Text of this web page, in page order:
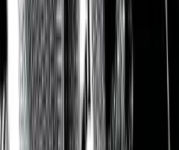
hat in seinem
für das aktuell
Es wird ein Umsatz von
einem erneuten Rekord
die Erwartungen, die
verfehlt.